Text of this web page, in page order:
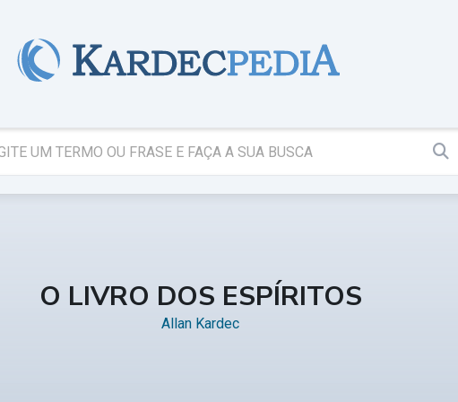
O LIVRO DOS ESPÍRITOS
Allan Kardec